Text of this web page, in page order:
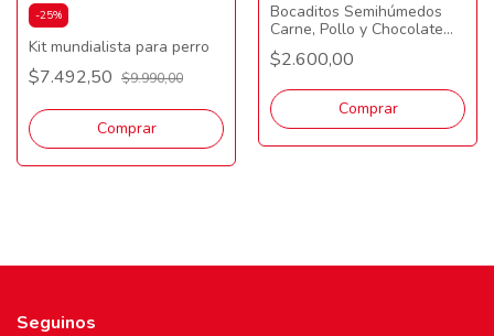
-25%
Kit mundialista para perro
$7.492,50 $9.990,00
Bocaditos Semihúmedos
Carne, Pollo y Chocolate
100 gr
$2.600,00
Comprar
Seguinos